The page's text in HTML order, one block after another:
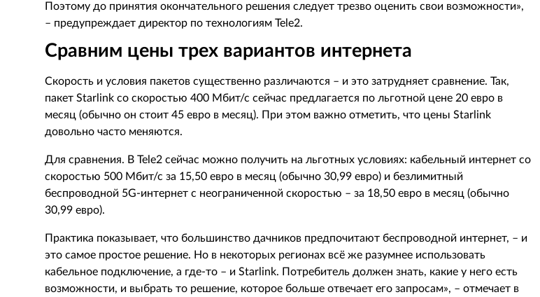
Поэтому до принятия окончательного решения следует трезво оценить свои возможности»,
– предупреждает директор по технологиям Tele2.
Сравним цены трех вариантов интернета
Скорость и условия пакетов существенно различаются – и это затрудняет сравнение. Так,
пакет Starlink со скоростью 400 Мбит/с сейчас предлагается по льготной цене 20 евро в
месяц (обычно он стоит 45 евро в месяц). При этом важно отметить, что цены Starlink
довольно часто меняются.
Для сравнения. В Tele2 сейчас можно получить на льготных условиях: кабельный интернет со
скоростью 500 Мбит/с за 15,50 евро в месяц (обычно 30,99 евро) и безлимитный
беспроводной 5G-интернет с неограниченной скоростью – за 18,50 евро в месяц (обычно
30,99 евро).
Практика показывает, что большинство дачников предпочитают беспроводной интернет, – и
это самое простое решение. Но в некоторых регионах всё же разумнее использовать
кабельное подключение, а где-то – и Starlink. Потребитель должен знать, какие у него есть
возможности, и выбрать то решение, которое больше отвечает его запросам», – отмечает в